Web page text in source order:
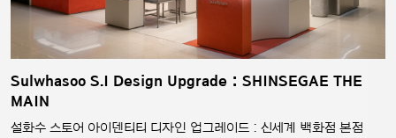
Sulwhasoo S.I Design Upgrade : SHINSEGAE THE
MAIN
설화수 스토어 아이덴티티 디자인 업그레이드 : 신세계 백화점 본점